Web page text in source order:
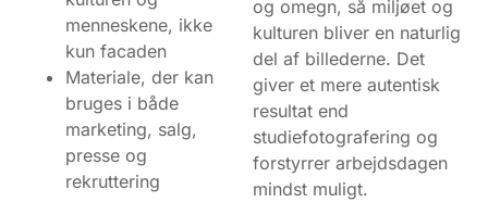
menneskene, ikke
kun facaden
Materiale, der kan
bruges i både
marketing, salg,
presse og
rekruttering
og omegn, så miljøet og
kulturen bliver en naturlig
del af billederne. Det
giver et mere autentisk
resultat end
studiefotografering og
forstyrrer arbejdsdagen
mindst muligt.